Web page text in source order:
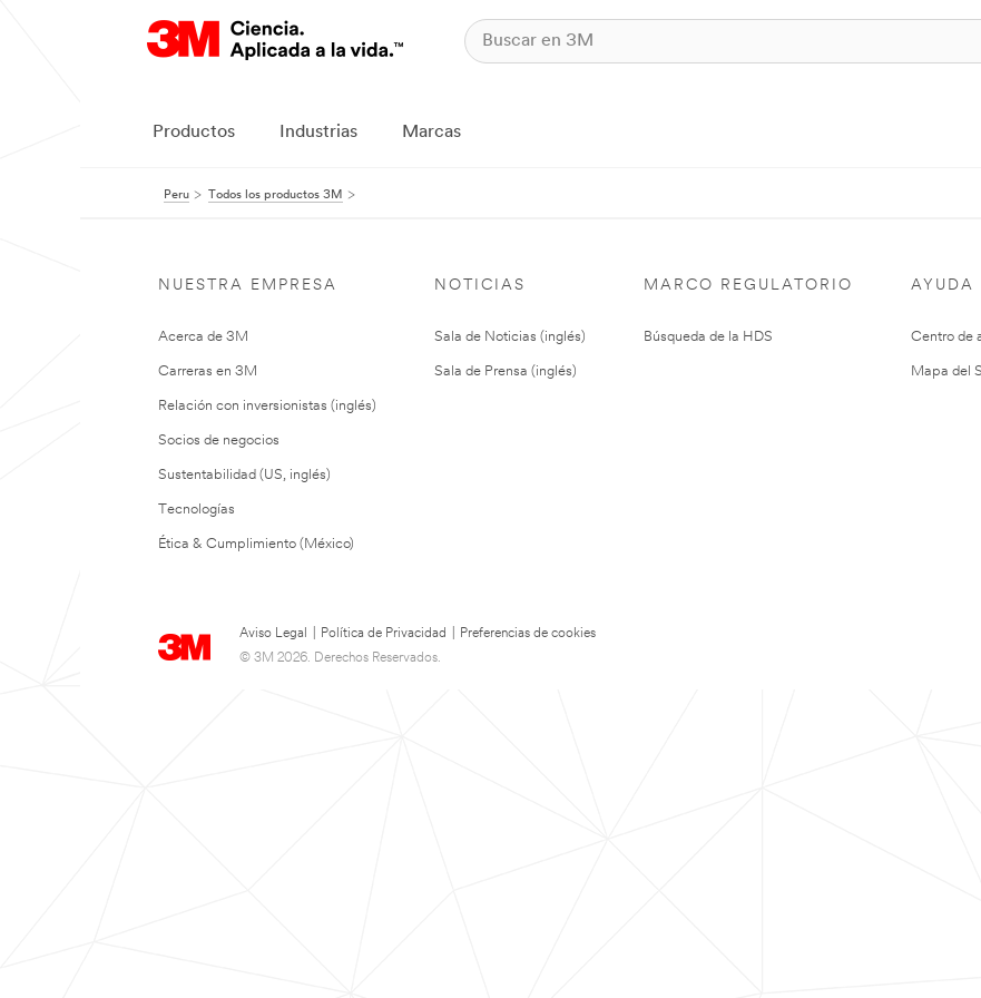
Productos Industrias Marcas
Peru Todos los productos 3M
NUESTRA EMPRESA
Acerca de 3M
Carreras en 3M
Relación con inversionistas (inglés)
Socios de negocios
Sustentabilidad (US, inglés)
Tecnologías
Ética & Cumplimiento (México)
NOTICIAS
Sala de Noticias (inglés)
Sala de Prensa (inglés)
MARCO REGULATORIO
Búsqueda de la HDS
AYUDA
Centro de
Mapa del
Aviso Legal Política de Privacidad
Preferencias de cookies
© 3M 2026. Derechos Reservados.